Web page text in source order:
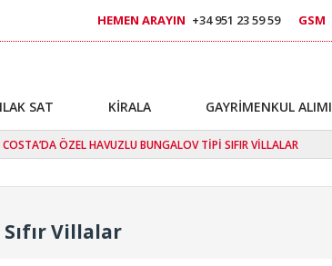
ÖZEL HAVUZLU BUNGALOV TİPİ SIFIR VİLLALAR
Villalar
HEMEN ARAYIN +34 951 23 59 59 GSM
SAT KİRALA GAYRİMENKUL ALIMI